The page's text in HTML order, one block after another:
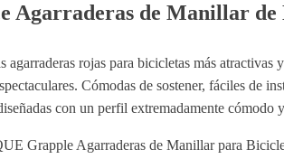
Agarraderas de Manillar
agarraderas rojas para bicicletas más
Cómodas de sostener, fáciles de
con un perfil extremadamente
Grapple Agarraderas de Manillar para